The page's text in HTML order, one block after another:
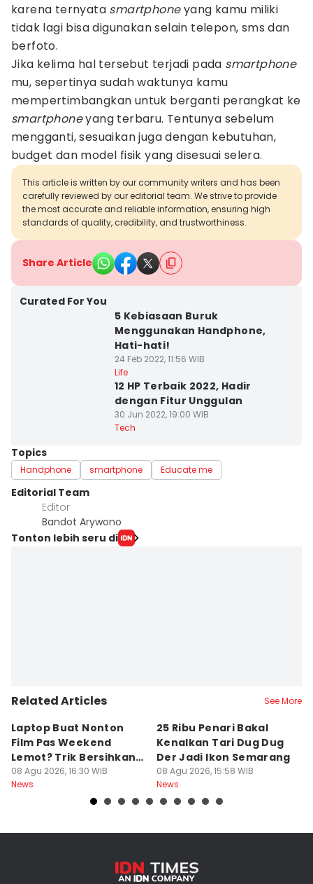
karena ternyata smartphoneyang kamu miliki
tidak lagi bisa digunakan selain telepon, sms dan
berfoto.
Jika kelima hal tersebut terjadi pada smartphone
mu, sepertinya sudah waktunya kamu
mempertimbangkan untuk berganti perangkat ke
smartphoneyang terbaru. Tentunya sebelum
mengganti, sesuaikan juga dengan kebutuhan,
budget dan model fisik yang disesuai selera.
This article is written by our community writers and has been
carefully reviewed by our editorial team. We strive to provide
the most accurate and reliable information, ensuring high
standards of quality, credibility, and trustworthiness.
Share Article
Curated For You
5 Kebiasaan Buruk
Menggunakan Handphone,
Hati-hati!
24 Feb 2022, 11:56 WIB
Life
12 HP Terbaik 2022, Hadir
dengan Fitur Unggulan
30 Jun 2022, 19:00 WIB
Tech
Topics
Handphone smartphone Educate me
Editorial Team
Editor
Bandot Arywono
Tonton lebih seru di
Related Articles See More
Laptop Buat Nonton
Film Pas Weekend
Lemot? Trik Bersihkan
Junk File Tanpa Install
Ulang
08 Agu 2026, 16:30 WIB
News
25 Ribu Penari Bakal
Kenalkan Tari Dug Dug
Der Jadi Ikon Semarang
08 Agu 2026, 15:58 WIB
News